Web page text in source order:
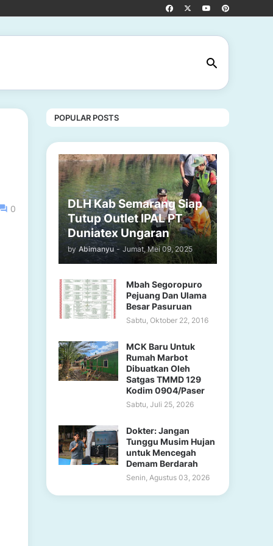
0
POPULAR POSTS
DLH Kab Semarang Siap
Tutup Outlet IPAL PT
Duniatex Ungaran
by Abimanyu - Jumat, Mei 09, 2025
Mbah Segoropuro
Pejuang Dan Ulama
Besar Pasuruan
Sabtu, Oktober 22, 2016
MCK Baru Untuk
Rumah Marbot
Dibuatkan Oleh
Satgas TMMD 129
Kodim 0904/Paser
Sabtu, Juli 25, 2026
Dokter: Jangan
Tunggu Musim Hujan
untuk Mencegah
Demam Berdarah
Senin, Agustus 03, 2026